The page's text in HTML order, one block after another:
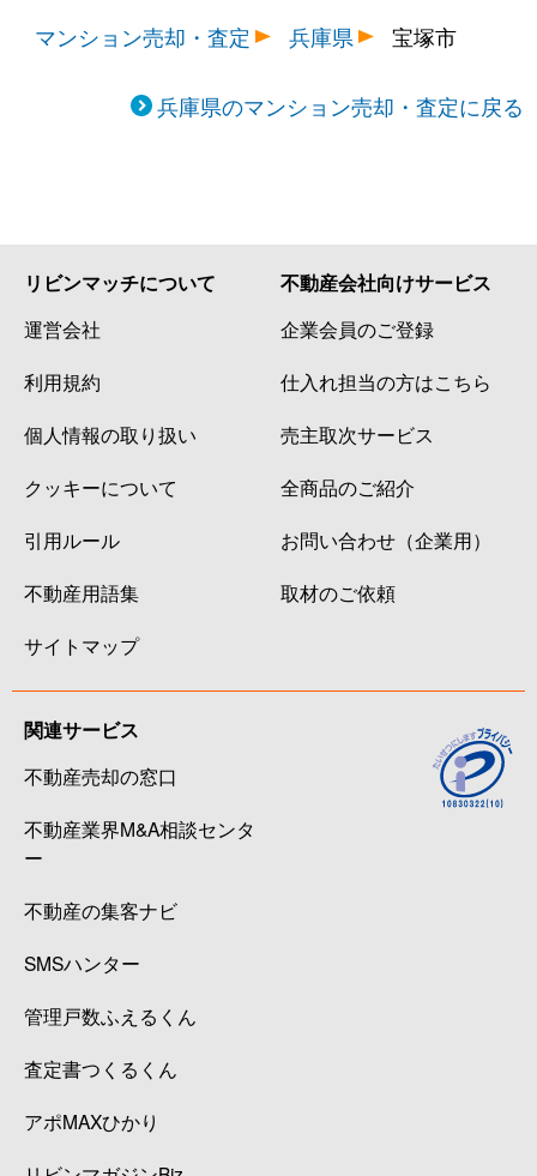
マンション売却・査定
兵庫県 宝塚市
兵庫県のマンション売却・査定に戻る
リビンマッチについて
運営会社
利用規約
個人情報の取り扱い
クッキーについて
引用ルール
不動産用語集
サイトマップ
不動産会社向けサービス
企業会員のご登録
仕入れ担当の方はこちら
売主取次サービス
全商品のご紹介
お問い合わせ（企業用）
取材のご依頼
関連サービス
不動産売却の窓口
不動産業界M&A相談センタ
ー
不動産の集客ナビ
SMSハンター
管理戸数ふえるくん
査定書つくるくん
アポMAXひかり